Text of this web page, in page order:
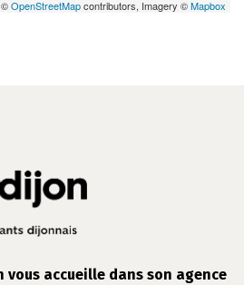
©OpenStreetMapcontributors, Imagery ©Mapbox
vous accueille dans son agence